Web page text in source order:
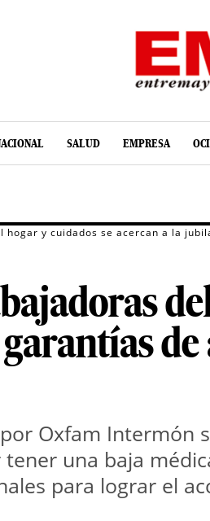
SALUD EMPRESA
hogar y cuidados se acercan a la
de
Oxfam
una baja
para lograr el